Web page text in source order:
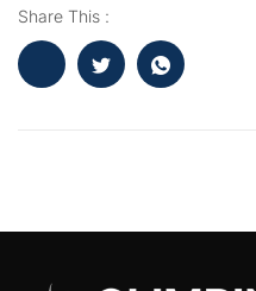
Share This :